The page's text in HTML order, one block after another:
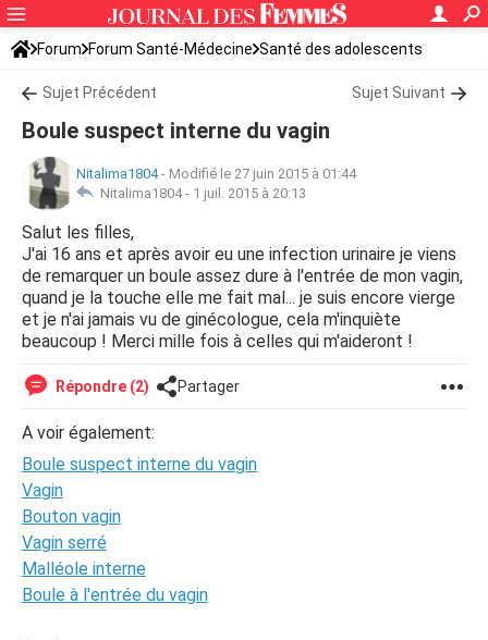
Forum Forum Santé-Médecine Santé des adolescents
Sujet Précédent Sujet Suivant
Boule suspect interne du vagin
Nitalima1804- Modifié le 27 juin 2015 à 01:44
Nitalima1804 - 1 juil. 2015 à 20:13
Salut les filles,
J'ai 16 ans et après avoir eu une infection urinaire je viens
de remarquer un boule assez dure à l'entrée de mon vagin,
quand je la touche elle me fait mal... je suis encore vierge
et je n'ai jamais vu de ginécologue, cela m'inquiète
beaucoup ! Merci mille fois à celles qui m'aideront !
Répondre (2) Partager
A voir également:
Boule suspect interne du vagin
Vagin
Bouton vagin
Vagin serré
Malléole interne
Boule à l'entrée du vagin